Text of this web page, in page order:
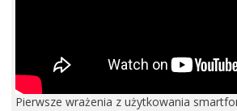
Pierwsze wrażenia z użytkowania